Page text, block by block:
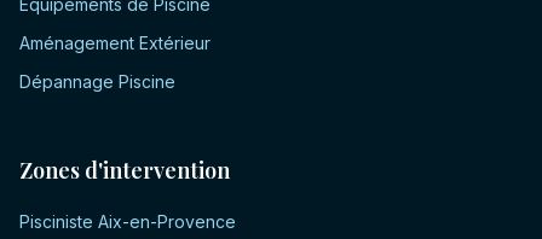
Équipements de Piscine
Aménagement Extérieur
Dépannage Piscine
Zones d'intervention
Pisciniste Aix-en-Provence